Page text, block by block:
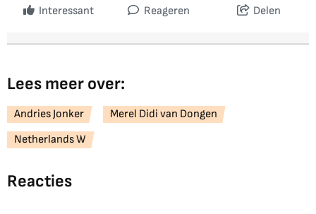
Interessant Reageren Delen
Lees meer over:
Andries Jonker
Merel Didi van Dongen
Netherlands W
Reacties